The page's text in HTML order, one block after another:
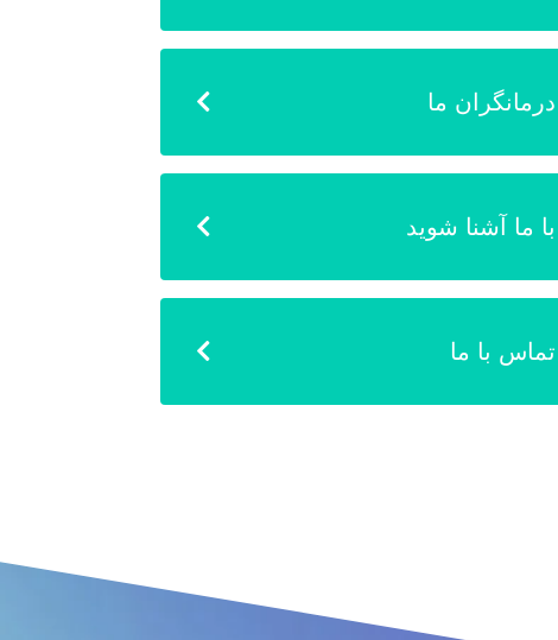
درمانگران ما
با ما آشنا شوید
تماس با ما